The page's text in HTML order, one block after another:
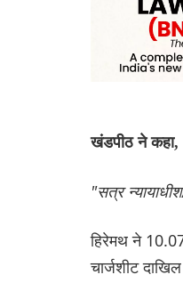
खंडपीठ ने कहा,
"सत्र
हिरेमथ ने
चार्जशीट